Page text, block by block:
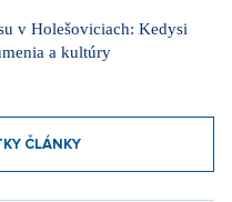
v Holešoviciach: Kedysi
a kultúry
ČLÁNKY